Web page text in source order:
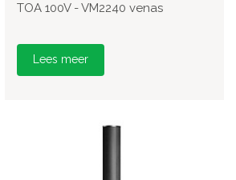
TOA 100V - VM2240 venas
Lees meer